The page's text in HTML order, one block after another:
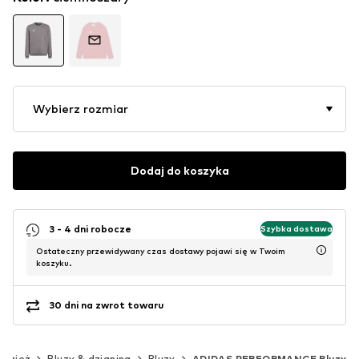
Wybierz rozmiar
Dodaj do koszyka
3 - 4 dni robocze Szybka dostawa
Ostateczny przewidywany czas dostawy pojawi się w Twoim
koszyku.
30 dni na zwrot towaru